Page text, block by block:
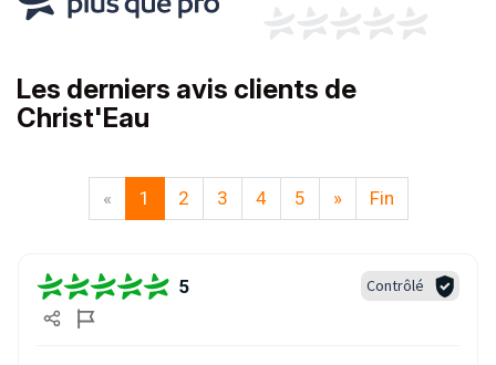
Les derniers avis clients de
Christ'Eau
« 1 2 3 4 5 » Fin
5 Contrôlé